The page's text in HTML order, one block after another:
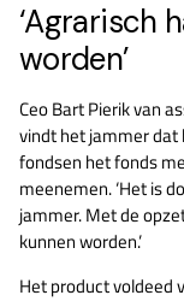
‘Agrarisch
worden’
Ceo Bart Pierik van
vindt het jammer dat
fondsen het fonds
meenemen. ‘Het is
jammer. Met de
kunnen worden.’
Het product voldeed